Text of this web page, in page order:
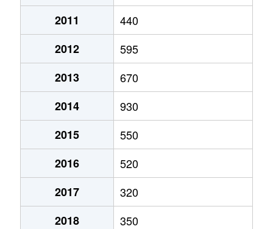
大字南高鍋
300万円
大字持田
1,300万円
大字持田
240万円
大字持田
150万円
2011
440
2012
595
2013
670
2014
930
2015
550
2016
520
2017
320
2018
350